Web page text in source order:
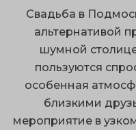
Свадьба в
альтернативой
шумной
пользуются
особенная
близкими
мероприятие в